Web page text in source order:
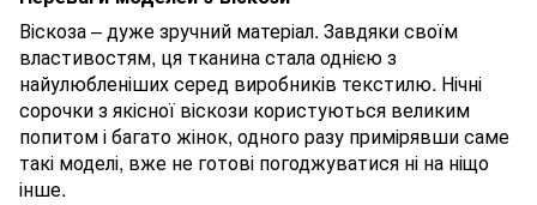
Віскоза – дуже зручний матеріал. Завдяки своїм
властивостям, ця тканина стала однією з
найулюбленіших серед виробників текстилю. Нічні
сорочки з якісної віскози користуються великим
попитом і багато жінок, одного разу примірявши саме
такі моделі, вже не готові погоджуватися ні на ніщо
інше.